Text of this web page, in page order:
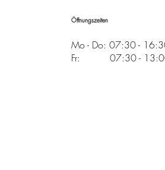
Öffnungszeiten
Mo - Do: 07:30 -
Fr: 07:30 -